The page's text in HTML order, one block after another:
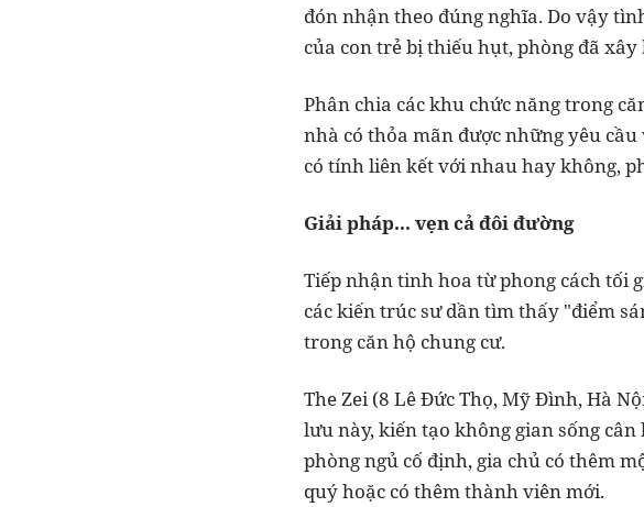
đón nhận theo đúng nghĩa. Do vậy
của con trẻ bị thiếu hụt, phòng đã
Phân chia các khu chức năng trong
nhà có thỏa mãn được những yêu
có tính liên kết với nhau hay không,
Giải pháp... vẹn cả đôi đường
Tiếp nhận tinh hoa từ phong cách tối
các kiến trúc sư dần tìm thấy "điểm
trong căn hộ chung cư.
The Zei (8 Lê Đức Thọ, Mỹ Đình, Hà
lưu này, kiến tạo không gian sống
phòng ngủ cố định, gia chủ có thêm
quý hoặc có thêm thành viên mới.